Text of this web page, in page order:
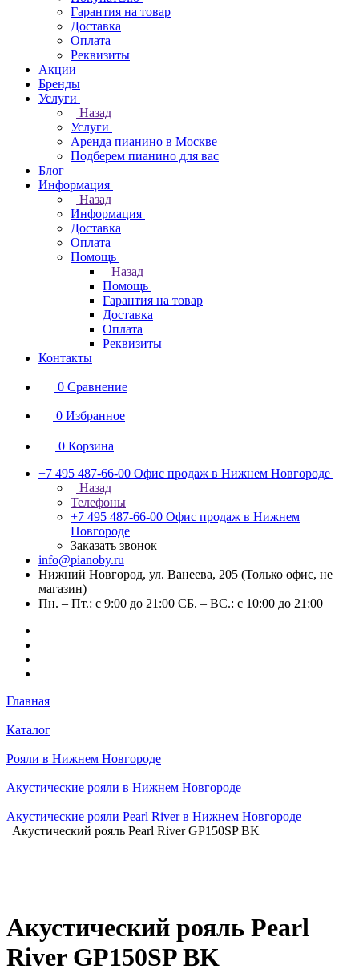
Гарантия на товар
Доставка
Оплата
Реквизиты
Акции
Бренды
Услуги
Назад
Услуги
Аренда пианино в Москве
Подберем пианино для вас
Блог
Информация
Назад
Информация
Доставка
Оплата
Помощь
Назад
Помощь
Гарантия на товар
Доставка
Оплата
Реквизиты
Контакты
0 Сравнение
0 Избранное
0 Корзина
+7 495 487-66-00 Офис продаж в Нижнем Новгороде
Назад
Телефоны
+7 495 487-66-00 Офис продаж в Нижнем
Новгороде
Заказать звонок
info@pianoby.ru
Нижний Новгород, ул. Ванеева, 205 (Только офис, не
магазин)
Пн. – Пт.: с 9:00 до 21:00 СБ. – ВС.: с 10:00 до 21:00
Главная
Каталог
Рояли в Нижнем Новгороде
Акустические рояли в Нижнем Новгороде
Акустические рояли Pearl River в Нижнем Новгороде
Акустический рояль Pearl River GP150SP BK
Акустический рояль Pearl
River GP150SP BK